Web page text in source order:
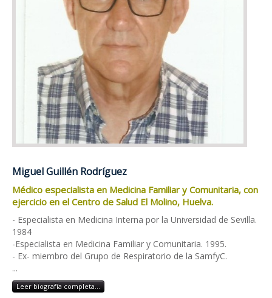
Miguel Guillén Rodríguez
Médico especialista en Medicina Familiar y Comunitaria, con
ejercicio en el Centro de Salud El Molino, Huelva.
- Especialista en Medicina Interna por la Universidad de Sevilla.
1984
-Especialista en Medicina Familiar y Comunitaria. 1995.
- Ex- miembro del Grupo de Respiratorio de la SamfyC.
...
Leer biografía completa...